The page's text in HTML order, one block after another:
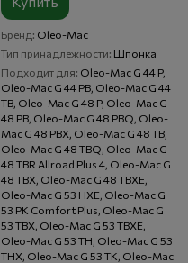
Бренд Oleo-Mac
Тип принадлежности Шпонка
Подходит для Oleo-Mac G 44 P,
Oleo-Mac G 44 PB, Oleo-Mac G 44
TB, Oleo-Mac G 48 P, Oleo-Mac G
48 PB, Oleo-Mac G 48 PBQ, Oleo-
Mac G 48 PBX, Oleo-Mac G 48 TB,
Oleo-Mac G 48 TBQ, Oleo-Mac G
48 TBR Allroad Plus 4, Oleo-Mac G
48 TBX, Oleo-Mac G 48 TBXE,
Oleo-Mac G 53 HXE, Oleo-Mac G
53 PK Comfort Plus, Oleo-Mac G
53 TBX, Oleo-Mac G 53 TBXE,
Oleo-Mac G 53 TH, Oleo-Mac G 53
THX, Oleo-Mac G 53 TK, Oleo-Mac